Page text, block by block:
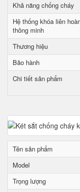
Khả năng chống cháy
Hệ thống khóa liên
thông minh
Thương hiệu
Bảo hành
Chi tiết sản phẩm
Tên sản phẩm
Model
Trọng lượng